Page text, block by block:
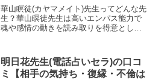
華山瞑徒(カヤマメイト)先生ってどんな先
生？華山瞑徒先生は高いエンパス能力で
魂や感情の動きを読み取りを得意として
たな視点から的確にアドバイスしてくれ
ます。穏やかで温かい...
明日花先生(電話占いセラ)の口コ
ミ【相手の気持ち・復縁・不倫は